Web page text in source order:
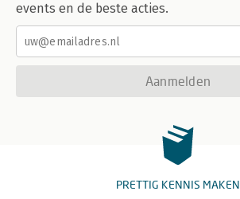
events en de beste acties.
Aanmelden
PRETTIG KENNIS MAKEN